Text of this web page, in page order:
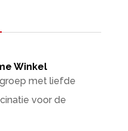
Winkel
met liefde
voor de